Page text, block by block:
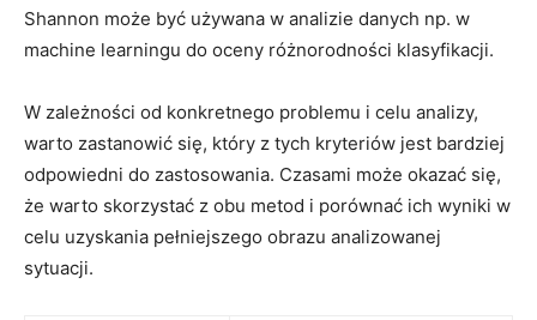
Shannon może być ‍używana w ‍analizie danych np. w
machine learningu do oceny różnorodności ⁤klasyfikacji.
W zależności od konkretnego problemu i celu analizy,
warto zastanowić się,​ który⁢ z tych kryteriów jest bardziej
odpowiedni do zastosowania. Czasami może okazać się,
że warto skorzystać z obu metod i porównać ich ‍wyniki w
celu uzyskania pełniejszego obrazu analizowanej
sytuacji.